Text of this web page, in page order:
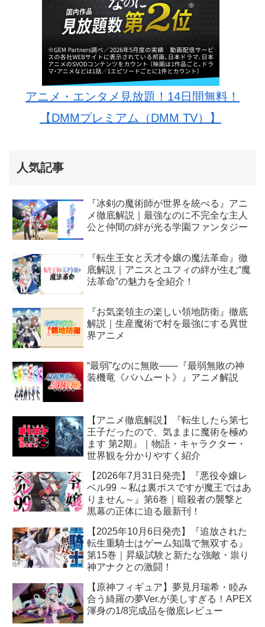
アニメ・エンタメ見放題！14日間無料！
【DMMプレミアム（DMM TV）】
人気記事
『冰剣の魔術師が世界を統べる』アニ
メ徹底解説｜最強なのに不完全な主人
公と仲間の絆が光る学園ファンタジー
『転生王女と天才令嬢の魔法革命』徹
底解説｜アニスとユフィの絆が生む“魔
法革命”の魅力を全紹介！
『お気楽領主の楽しい領地防衛』徹底
解説｜生産魔術で村を最強にする異世
界アニメ
“最弱”なのに無敗――『最弱無敗の神
装機竜《バハムート》』アニメ解説
【アニメ徹底解説】『転生したら第七
王子だったので、気ままに魔術を極め
ます 第2期』｜物語・キャラクター・
世界観を分かりやすく紹介
【2026年7月31日発売】『悪役令嬢レ
ベル99 ～私は裏ボスですが魔王ではあ
りません～』第6巻｜暗殺者の襲撃と
黒幕の正体に迫る最新刊！
【2025年10月6日発売】『追放された
転生重騎士はゲーム知識で無双する』
第15巻｜昇級試験と新たな強敵・祟り
神アナクとの激闘！
【原神フィギュア】夢見月瑞希・睦み
合う綺羅の夢Ver.が美しすぎる！APEX
渾身の1/8完成品を徹底レビュー